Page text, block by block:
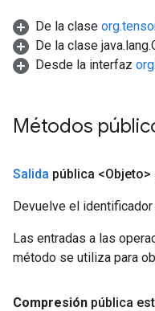
De la clase
De la clase
Desde la interfaz
Métodos
Salida pública <Objeto>
Devuelve el
Las entradas a las
método se utiliza para
Compresión pública